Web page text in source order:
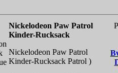
Nickelodeon Paw Patrol
Kinder-Rucksack
Nickelodeon Paw Patrol
Kinder-Rucksack Patrol )